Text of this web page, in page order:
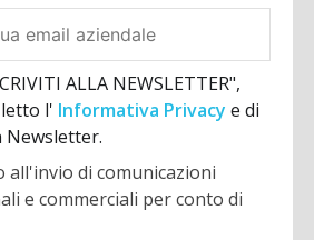
ALLA NEWSLETTER",
l' Informativa Privacye di
Newsletter.
all'invio di comunicazioni
e commerciali per conto di